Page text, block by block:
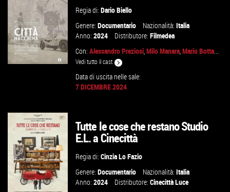
VAI ALLA SCHEDA
VAI ALLA SCHEDA
Regia di:Dario Biello
Genere:Documentario Nazionalità:Italia
Anno:2024 Distributore:Filmedea
Con:Alessandro Preziosi,Milo Manara,Mario Botta...
Vedi tutto il cast
Data di uscita nelle sale:
7 DICEMBRE 2024
Tutte le cose che restano Studio
E.L. a Cinecittà
Regia di:Cinzia Lo Fazio
Genere:Documentario Nazionalità:Italia
Anno:2024 Distributore:Cinecittà Luce